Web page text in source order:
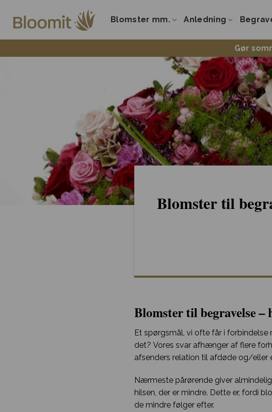
indhold
Blomster mm. Anledning
Gør
Blomster til
Blomster til begravelse –
Et spørgsmål, vi ofte får i
det? Vores svar afhænger af flere
afsenders relation til afdøde og/eller
Nærmeste pårørende giver
hilsen, der er mindre. Dette er, fordi
de mindre følger efter.